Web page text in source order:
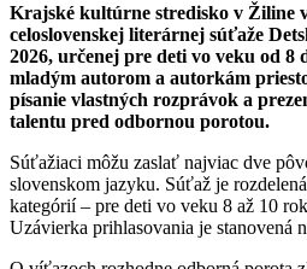
Krajské kultúrne stredisko v Žiline
celoslovenskej literárnej súťaže
2026, určenej pre deti vo veku od 8
mladým autorom a autorkám
písanie vlastných rozprávok a
talentu pred odbornou porotou.
Súťažiaci môžu zaslať najviac dve
slovenskom jazyku. Súťaž je
kategórií – pre deti vo veku 8 až 10
Uzávierka prihlasovania je stanovená